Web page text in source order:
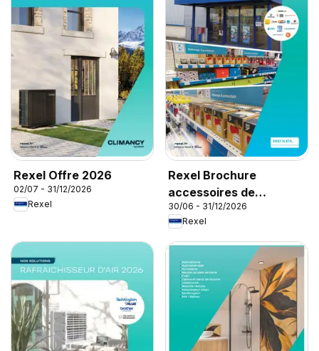
Rexel Offre 2026
02/07 - 31/12/2026
Rexel
Rexel Brochure
accessoires de
climatisation
30/06 - 31/12/2026
Rexel